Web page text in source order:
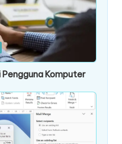
Pengguna Komputer